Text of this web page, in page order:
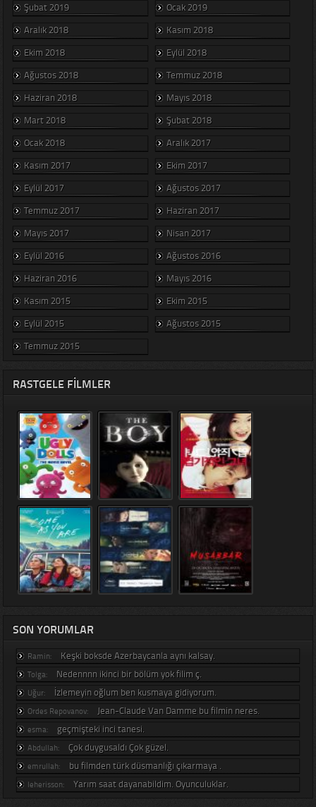
Şubat 2019
Ocak 2019
Aralık 2018
Kasım 2018
Ekim 2018
Eylül 2018
Ağustos 2018
Temmuz 2018
Haziran 2018
Mayıs 2018
Mart 2018
Şubat 2018
Ocak 2018
Aralık 2017
Kasım 2017
Ekim 2017
Eylül 2017
Ağustos 2017
Temmuz 2017
Haziran 2017
Mayıs 2017
Nisan 2017
Eylül 2016
Ağustos 2016
Haziran 2016
Mayıs 2016
Kasım 2015
Ekim 2015
Eylül 2015
Ağustos 2015
Temmuz 2015
RASTGELE FILMLER
SON YORUMLAR
Ramin: Keşki boksde Azerbaycanla aynı kalsay.
Tolga: Nedennnn ikinci bir bölüm yok filim ç.
Uğur: İzlemeyin oğlum ben kusmaya gidiyorum.
Ordes Repovanov: Jean-Claude Van Damme bu filmin neres.
esma: geçmişteki inci tanesi.
Abdullah: Çok duygusaldı Çok güzel.
emrullah: bu filmden türk düsmanlığı çıkarmaya .
leherisson: Yarım saat dayanabildim. Oyunculuklar.